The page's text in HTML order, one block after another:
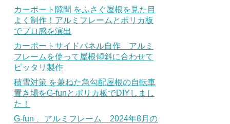
カーポート隙間 をふさぐ屋根を見た目
よく制作！アルミフレームとポリカ板
でプロ感を演出
カーポートサイドパネル自作 アルミ
フレームを使って屋根傾斜に合わせて
ピッタリ製作
積雪対策 を兼ねた急勾配屋根の自転車
置き場をG-funとポリカ板でDIYしまし
た！
G-fun 、アルミフレーム 2024年8月の